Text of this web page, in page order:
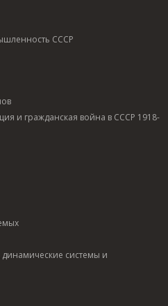
СССР
и гражданская война в СССР 1918-
системы и